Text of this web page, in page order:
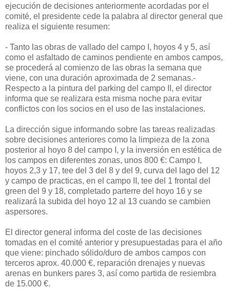
ejecución de decisiones anteriormente acordadas por el
comité, el presidente cede la palabra al director general que
realiza el siguiente resumen:
- Tanto las obras de vallado del campo I, hoyos 4 y 5, así
como el asfaltado de caminos pendiente en ambos campos,
se procederá al comienzo de las obras la semana que
viene, con una duración aproximada de 2 semanas.-
Respecto a la pintura del parking del campo II, el director
informa que se realizara esta misma noche para evitar
conflictos con los socios en el uso de las instalaciones.
La dirección sigue informando sobre las tareas realizadas
sobre decisiones anteriores como la limpieza de la zona
posterior al hoyo 8 del campo I, y la inversión en estética de
los campos en diferentes zonas, unos 800 €: Campo I,
hoyos 2,3 y 17, tee del 3 del 8 y del 9, curva del lago del 12
y campo de practicas, en el campo II, tee del 1 frontal del
green del 9 y 18, completado parterre del hoyo 16 y se
realizará la subida del hoyo 12 al 13 cuando se cambien
aspersores.
El director general informa del coste de las decisiones
tomadas en el comité anterior y presupuestadas para el año
que viene: pinchado sólido/duro de ambos campos con
terceros aprox. 40.000 €, reparación drenajes y nuevas
arenas en bunkers pares 3, así como partida de resiembra
de 15.000 €.